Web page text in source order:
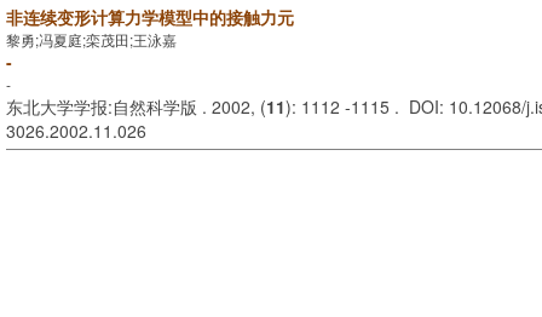
非连续变形计算力学模型中的接触力元
黎勇;冯夏庭;栾茂田;王泳嘉
-
-
东北大学学报:自然科学版 . 2002, (11): 1112 -1115 . DOI: 10.12068/
3026.2002.11.026